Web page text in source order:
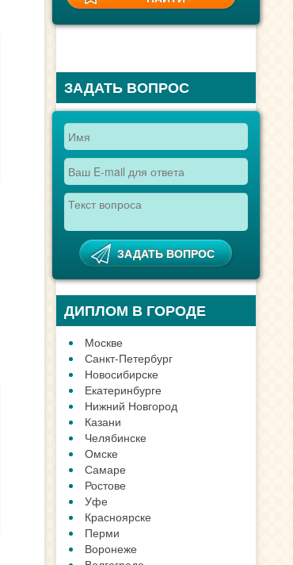
ЗАДАТЬ ВОПРОС
ДИПЛОМ В ГОРОДЕ
Москве
Санкт-Петербург
Новосибирске
Екатеринбурге
Нижний Новгород
Казани
Челябинске
Омске
Самаре
Ростове
Уфе
Красноярске
Перми
Воронеже